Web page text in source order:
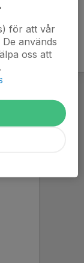
för att vår
används
oss att